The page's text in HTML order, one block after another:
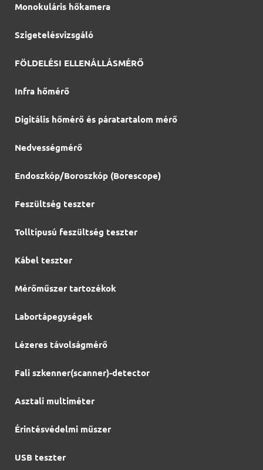
Monokuláris hőkamera
Szigetelésvizsgáló
FÖLDELÉSI ELLENÁLLÁSMÉRŐ
Infra hőmérő
Digitális hőmérő és páratartalom mérő
Nedvességmérő
Endoszkóp/Boroszkóp (Borescope)
Feszültség teszter
Tolltípusú feszültség teszter
Kábel teszter
Mérőműszer tartozékok
Labortápegységek
Lézeres távolságmérő
Fali szkenner(scanner)-detector
Asztali multiméter
Érintésvédelmi műszer
USB teszter